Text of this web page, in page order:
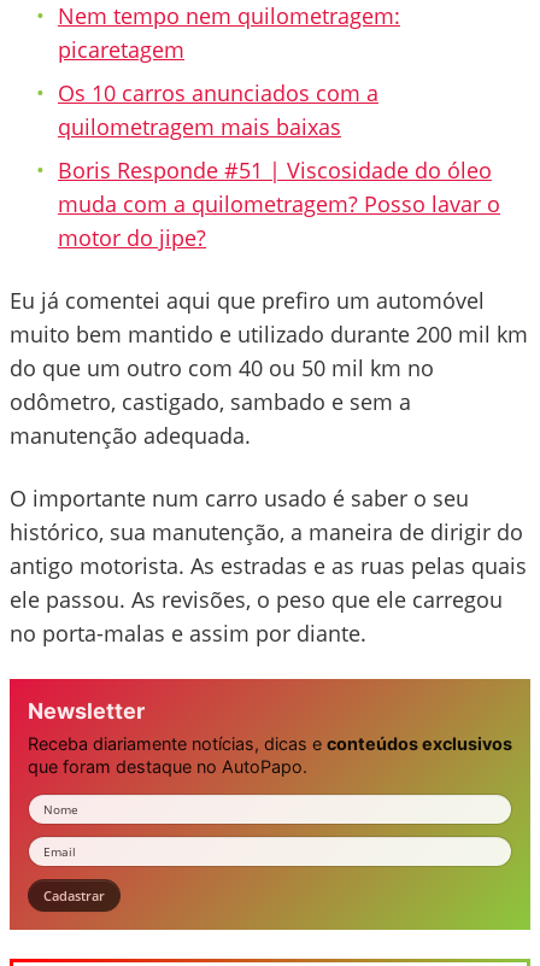
Nem tempo nem quilometragem:
picaretagem
Os 10 carros anunciados com a
quilometragem mais baixas
Boris Responde #51 | Viscosidade do óleo
muda com a quilometragem? Posso lavar o
motor do jipe?
Eu já comentei aqui que prefiro um automóvel
muito bem mantido e utilizado durante 200 mil km
do que um outro com 40 ou 50 mil km no
odômetro, castigado, sambado e sem a
manutenção adequada.
O importante num carro usado é saber o seu
histórico, sua manutenção, a maneira de dirigir do
antigo motorista. As estradas e as ruas pelas quais
ele passou. As revisões, o peso que ele carregou
no porta-malas e assim por diante.
Newsletter
Receba diariamente notícias, dicas e conteúdos exclusivos
que foram destaque no AutoPapo.
Nome
Email
Cadastrar